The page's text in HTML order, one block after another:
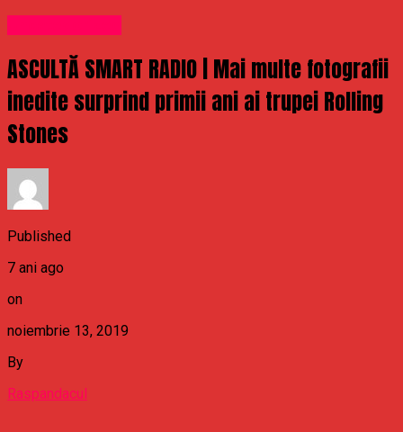
ASCULTĂ SMART RADIO | Mai multe fotografii
inedite surprind primii ani ai trupei Rolling
Stones
Published
7 ani ago
on
noiembrie 13, 2019
By
Raspandacul